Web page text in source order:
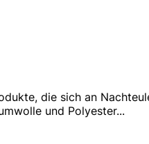
die sich an
und Polyester...